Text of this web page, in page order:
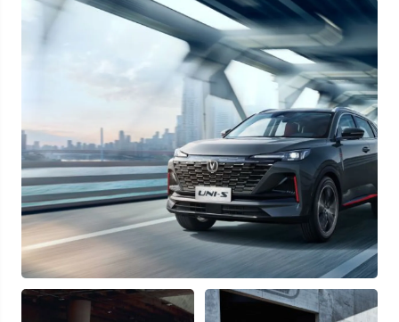
Узнать выгоду
Отправляя данную форму Вы даетесогласие на обработкусвоих
персональных данных